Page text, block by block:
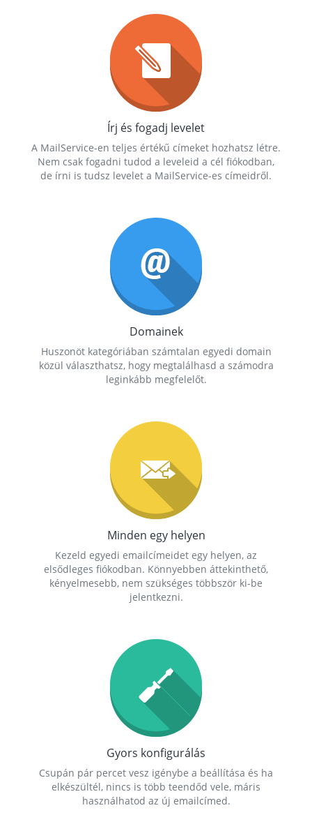
Írj és fogadj levelet
A MailService-en teljes értékű címeket hozhatsz létre.
Nem csak fogadni tudod a leveleid a cél fiókodban,
de írni is tudsz levelet a MailService-es címeidről.
Domainek
Huszonöt kategóriában számtalan egyedi domain
közül választhatsz, hogy megtalálhasd a számodra
leginkább megfelelőt.
Minden egy helyen
Kezeld egyedi emailcímeidet egy helyen, az
elsődleges fiókodban. Könnyebben áttekinthető,
kényelmesebb, nem szükséges többször ki-be
jelentkezni.
Gyors konfigurálás
Csupán pár percet vesz igénybe a beállítása és ha
elkészültél, nincs is több teendőd vele, máris
használhatod az új emailcímed.